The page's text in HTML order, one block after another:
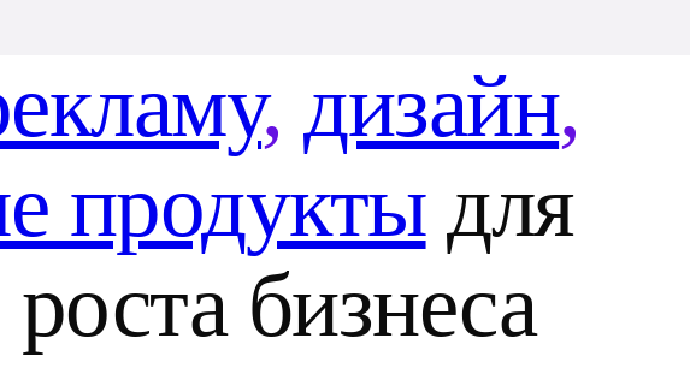
,дизайн,
продукты для
бизнеса